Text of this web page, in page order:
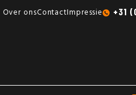
Gratis sampleboxen mogelijk
Over onsContactImpressie +31